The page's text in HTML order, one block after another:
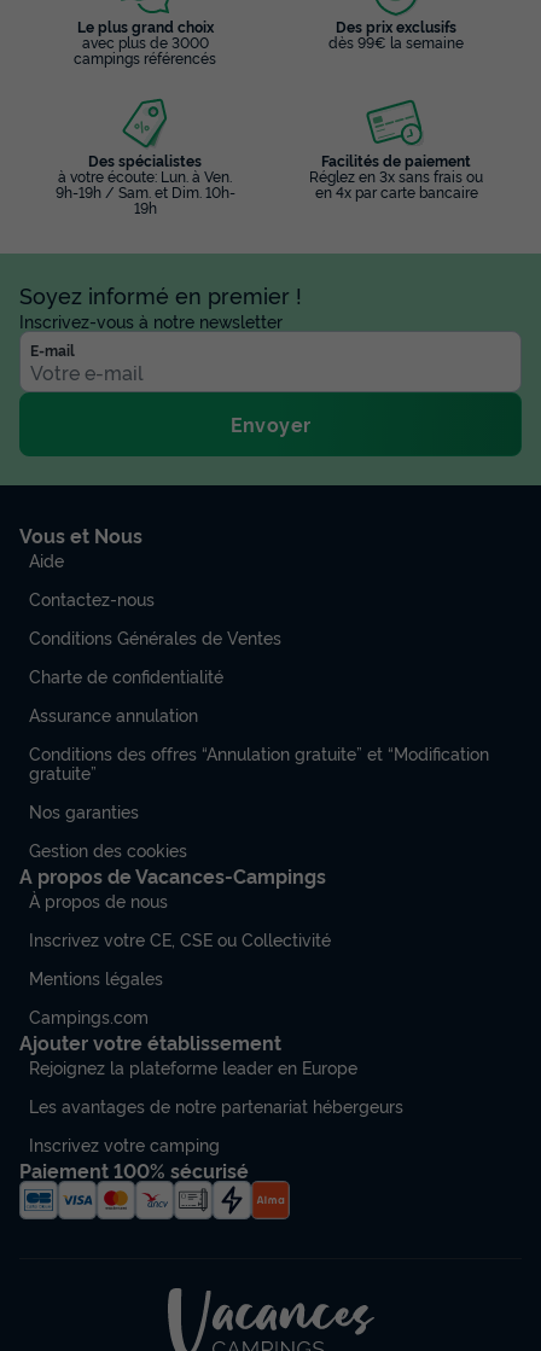
Le plus grand choix
avec plus de 3000
campings référencés
Des prix exclusifs
dès 99€ la semaine
Des spécialistes
à votre écoute: Lun. à Ven.
9h-19h / Sam. et Dim. 10h-
19h
Facilités de paiement
Réglez en 3x sans frais ou
en 4x par carte bancaire
Soyez informé en premier !
Inscrivez-vous à notre newsletter
E-mail
Envoyer
Vous et Nous
Aide
Contactez-nous
Conditions Générales de Ventes
Charte de confidentialité
Assurance annulation
Conditions des offres “Annulation gratuite” et “Modification
gratuite”
Nos garanties
Gestion des cookies
A propos de Vacances-Campings
À propos de nous
Inscrivez votre CE, CSE ou Collectivité
Mentions légales
Campings.com
Ajouter votre établissement
Rejoignez la plateforme leader en Europe
Les avantages de notre partenariat hébergeurs
Inscrivez votre camping
Paiement 100% sécurisé